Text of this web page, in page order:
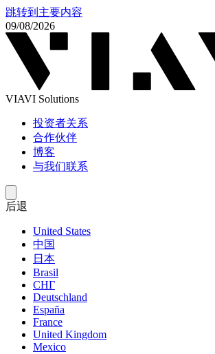
跳转到主要内容
09/08/2026
VIAVI Solutions
投资者关系
合作伙伴
博客
与我们联系
后退
United States
中国
日本
Brasil
СНГ
Deutschland
España
France
United Kingdom
Mexico